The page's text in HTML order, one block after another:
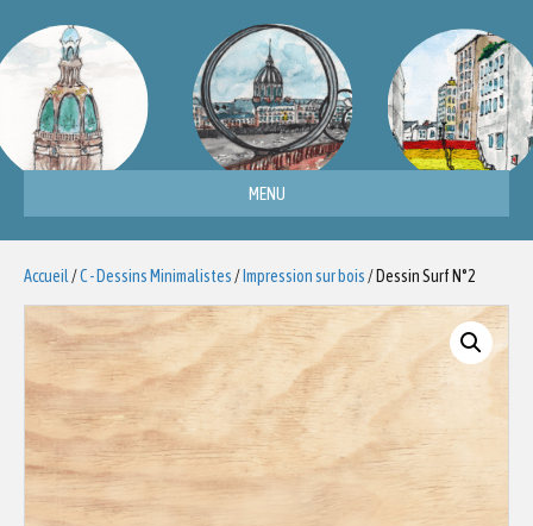
MENU
Accueil /C - Dessins Minimalistes / Impression sur bois / Dessin Surf N°2